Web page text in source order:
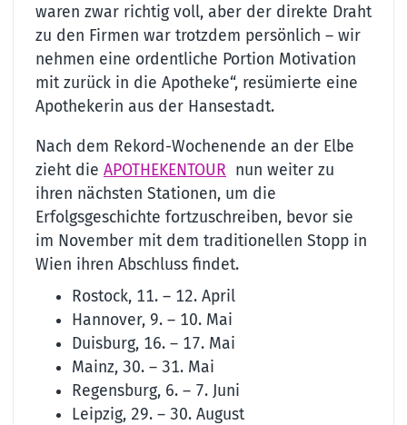
waren zwar richtig voll, aber der direkte Draht
zu den Firmen war trotzdem persönlich – wir
nehmen eine ordentliche Portion Motivation
mit zurück in die Apotheke“, resümierte eine
Apothekerin aus der Hansestadt.
Nach dem Rekord-Wochenende an der Elbe
zieht die APOTHEKENTOUR nun weiter zu
ihren nächsten Stationen, um die
Erfolgsgeschichte fortzuschreiben, bevor sie
im November mit dem traditionellen Stopp in
Wien ihren Abschluss findet.
Rostock, 11. – 12. April
Hannover, 9. – 10. Mai
Duisburg, 16. – 17. Mai
Mainz, 30. – 31. Mai
Regensburg, 6. – 7. Juni
Leipzig, 29. – 30. August